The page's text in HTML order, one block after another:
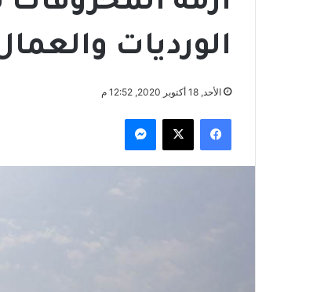
الورديات
الأحد, 18 أكتوبر 2020, 12:52 م
فيسبوك